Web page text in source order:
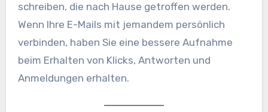
schreiben, die nach Hause getroffen werden.
Wenn Ihre E-Mails mit jemandem persönlich
verbinden, haben Sie eine bessere Aufnahme
beim Erhalten von Klicks, Antworten und
Anmeldungen erhalten.